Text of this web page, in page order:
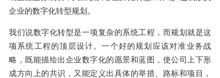
企业的数字化转型规划。
我们说数字化转型是一项复杂的系统工程，而规划就是这
项系统工程的顶层设计。一个好的规划应该对准业务战
略，既能描绘出企业数字化的愿景和蓝图，使公司上下形
成方向上的共识，又能定义出具体的举措、路标和项目，